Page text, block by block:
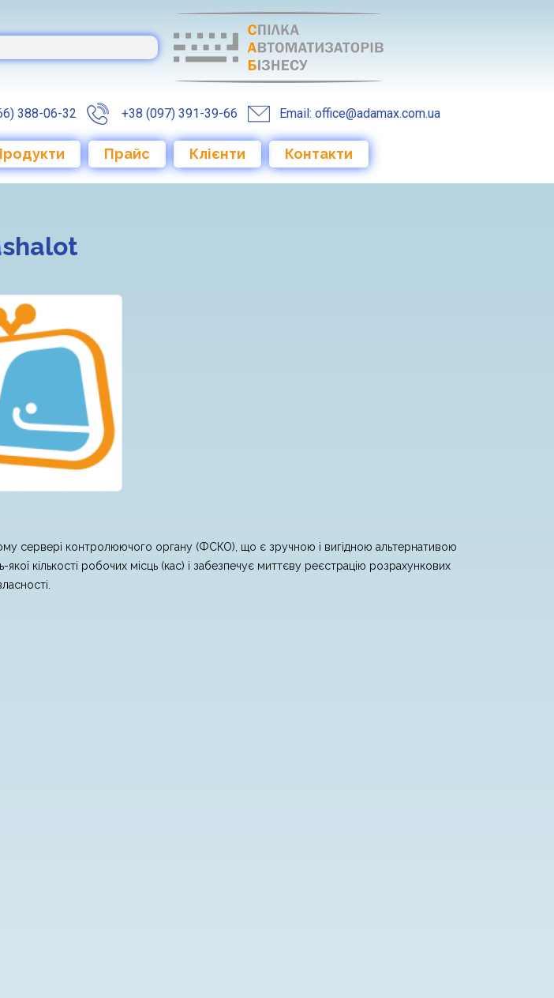
388-06-32 ‎ ‎+38 (097) 391-39-66​ Email: office@adamax.com.ua
Прайс Клієнти Контакти
сервері контролюючого органу (ФСКО), що є зручною і вигідною альтернативою
кількості робочих місць (кас) і забезпечує миттєву реєстрацію розрахункових